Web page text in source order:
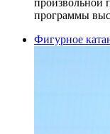
произвольной
программы
Фигурное